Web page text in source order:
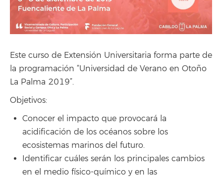
Este curso de Extensión Universitaria forma parte de
la programación “Universidad de Verano en Otoño
La Palma 2019”.
Objetivos:
Conocer el impacto que provocará la
acidificación de los océanos sobre los
ecosistemas marinos del futuro.
Identificar cuáles serán los principales cambios
en el medio físico-químico y en las